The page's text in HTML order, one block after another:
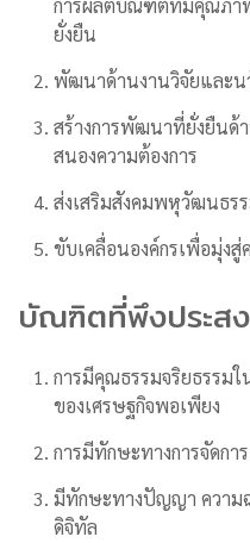
การผลิตบัณฑิตที่มีคุณภา
ยั่งยืน
พัฒนาด้านงานวิจัยและน
สร้างการพัฒนาที่ยั่งยืนด้
สนองความต้องการ
ส่งเสริมสังคมพหุวัฒนธร
ขับเคลื่อนองค์กรเพื่อมุ่งสู่
บัณฑิตที่พึงประส
การมีคุณธรรมจริยธรรม
ของเศรษฐกิจพอเพียง
การมีทักษะทางการจัดกา
มีทักษะทางปัญญา ความ
ดิจิทัล